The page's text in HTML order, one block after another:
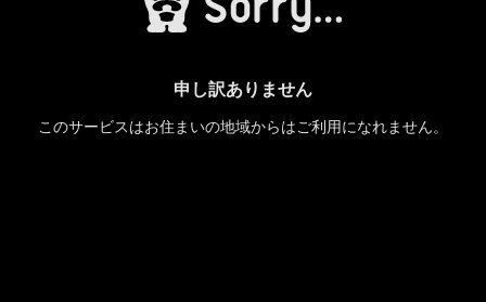
申し訳ありません
このサービスはお住まいの地域からはご利用になれません。